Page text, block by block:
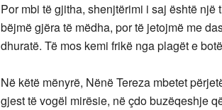
Por mbi të gjitha, shenjtërimi i saj është
bëjmë gjëra të mëdha, por të jetojmë me
dhuratë. Të mos kemi frikë nga plagët e
Në këtë mënyrë, Nënë Tereza mbetet
gjest të vogël mirësie, në çdo buzëqeshje